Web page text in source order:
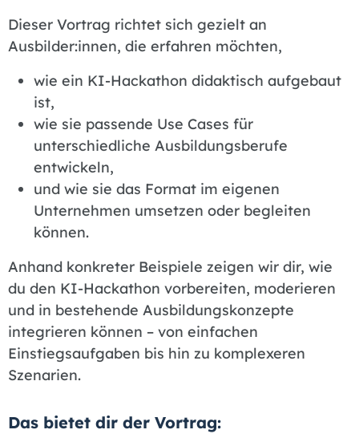
Dieser Vortrag richtet sich gezielt an
Ausbilder:innen, die erfahren möchten,
wie ein KI-Hackathon didaktisch aufgebaut
ist,
wie sie passende Use Cases für
unterschiedliche Ausbildungsberufe
entwickeln,
und wie sie das Format im eigenen
Unternehmen umsetzen oder begleiten
können.
Anhand konkreter Beispiele zeigen wir dir, wie
du den KI-Hackathon vorbereiten, moderieren
und in bestehende Ausbildungskonzepte
integrieren können – von einfachen
Einstiegsaufgaben bis hin zu komplexeren
Szenarien.
Das bietet dir der Vortrag: